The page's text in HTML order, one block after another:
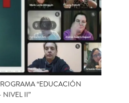
“EDUCACIÓN
II”